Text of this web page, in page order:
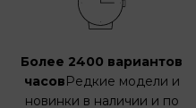
Более 2400 вариантов
часовРедкие модели и
новинки в наличии и по